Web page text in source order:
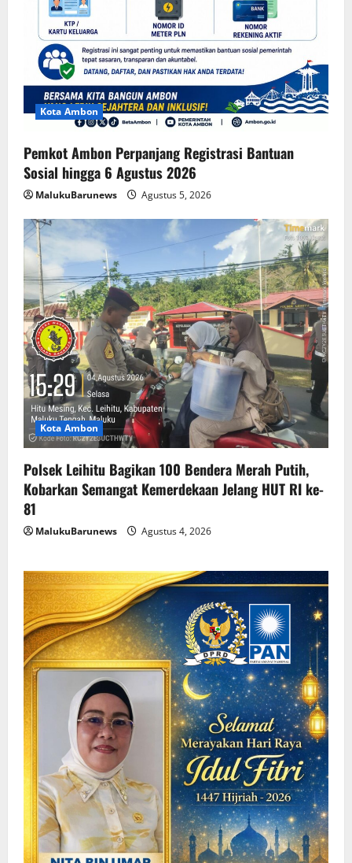
Kota Ambon
Pemkot Ambon Perpanjang Registrasi Bantuan
Sosial hingga 6 Agustus 2026
MalukuBarunews Agustus 5, 2026
Kota Ambon
Polsek Leihitu Bagikan 100 Bendera Merah Putih,
Kobarkan Semangat Kemerdekaan Jelang HUT RI ke-
81
MalukuBarunews Agustus 4, 2026